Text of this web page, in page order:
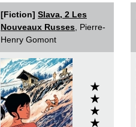
[Fiction] Slava, 2 Les
Nouveaux Russes , Pierre-
Henry Gomont